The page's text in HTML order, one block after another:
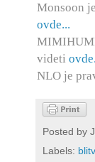
Monsoon
ovde...
videti
NLO je
Posted by
Labels: